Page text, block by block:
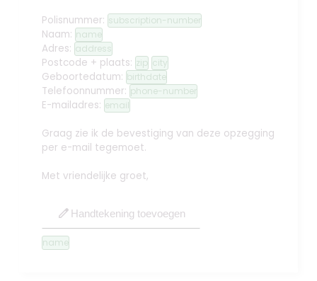
Polisnummer: subscription-number
Naam: name
Adres: address
Postcode + plaats: zip city
Geboortedatum: birthdate
Telefoonnummer: phone-number
E-mailadres: email
Graag zie ik de bevestiging van deze opzegging
per e-mail tegemoet.
Met vriendelijke groet,
edit Handtekening toevoegen
name